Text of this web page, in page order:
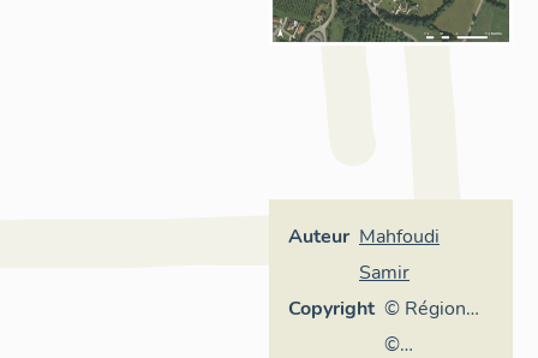
Auteur Mahfoudi
Samir
Copyright © Région
Rhône-
©